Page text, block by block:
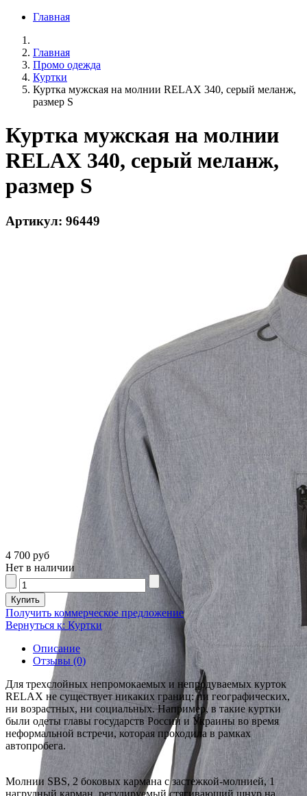
Главная
Главная
Промо одежда
Куртки
Куртка мужская на молнии RELAX 340, серый меланж,
размер S
Куртка мужская на молнии
RELAX 340, серый меланж,
размер S
Артикул: 96449
4 700 руб
Нет в наличии
Получить коммерческое предложение
Вернуться к: Куртки
Описание
Отзывы (0)
Для трехслойных непромокаемых и непродуваемых курток
RELAX не существует никаких границ: ни географических,
ни возрастных, ни социальных. Например, в такие куртки
были одеты главы государств России и Украины во время
неформальной встречи, которая проходила в рамках
автопробега.
Молнии SBS, 2 боковых кармана с застежкой-молнией, 1